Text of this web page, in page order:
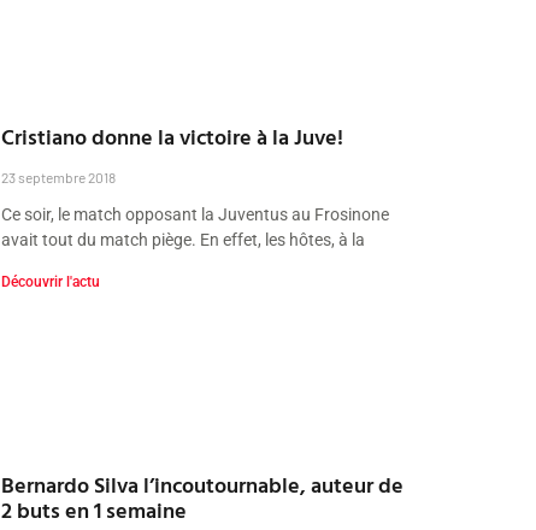
Cristiano donne la victoire à la Juve!
23 septembre 2018
Ce soir, le match opposant la Juventus au Frosinone
avait tout du match piège. En effet, les hôtes, à la
Découvrir l'actu
Bernardo Silva l’incoutournable, auteur de
2 buts en 1 semaine